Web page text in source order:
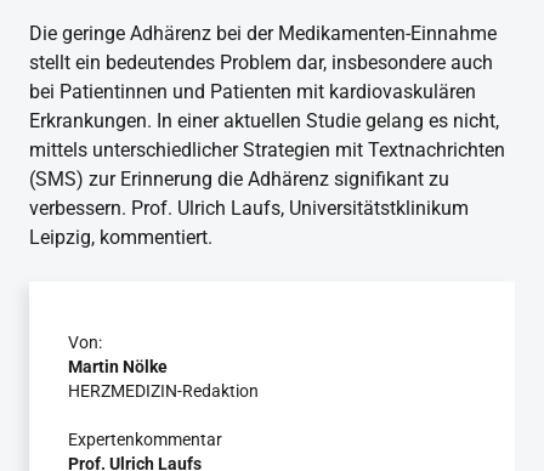
Die geringe Adhärenz bei der Medikamenten-Einnahme
stellt ein bedeutendes Problem dar, insbesondere auch
bei Patientinnen und Patienten mit kardiovaskulären
Erkrankungen. In einer aktuellen Studie gelang es nicht,
mittels unterschiedlicher Strategien mit Textnachrichten
(SMS) zur Erinnerung die Adhärenz signifikant zu
verbessern. Prof. Ulrich Laufs, Universitätstklinikum
Leipzig, kommentiert.
Von:
Martin Nölke
HERZMEDIZIN-Redaktion
Expertenkommentar
Prof. Ulrich Laufs